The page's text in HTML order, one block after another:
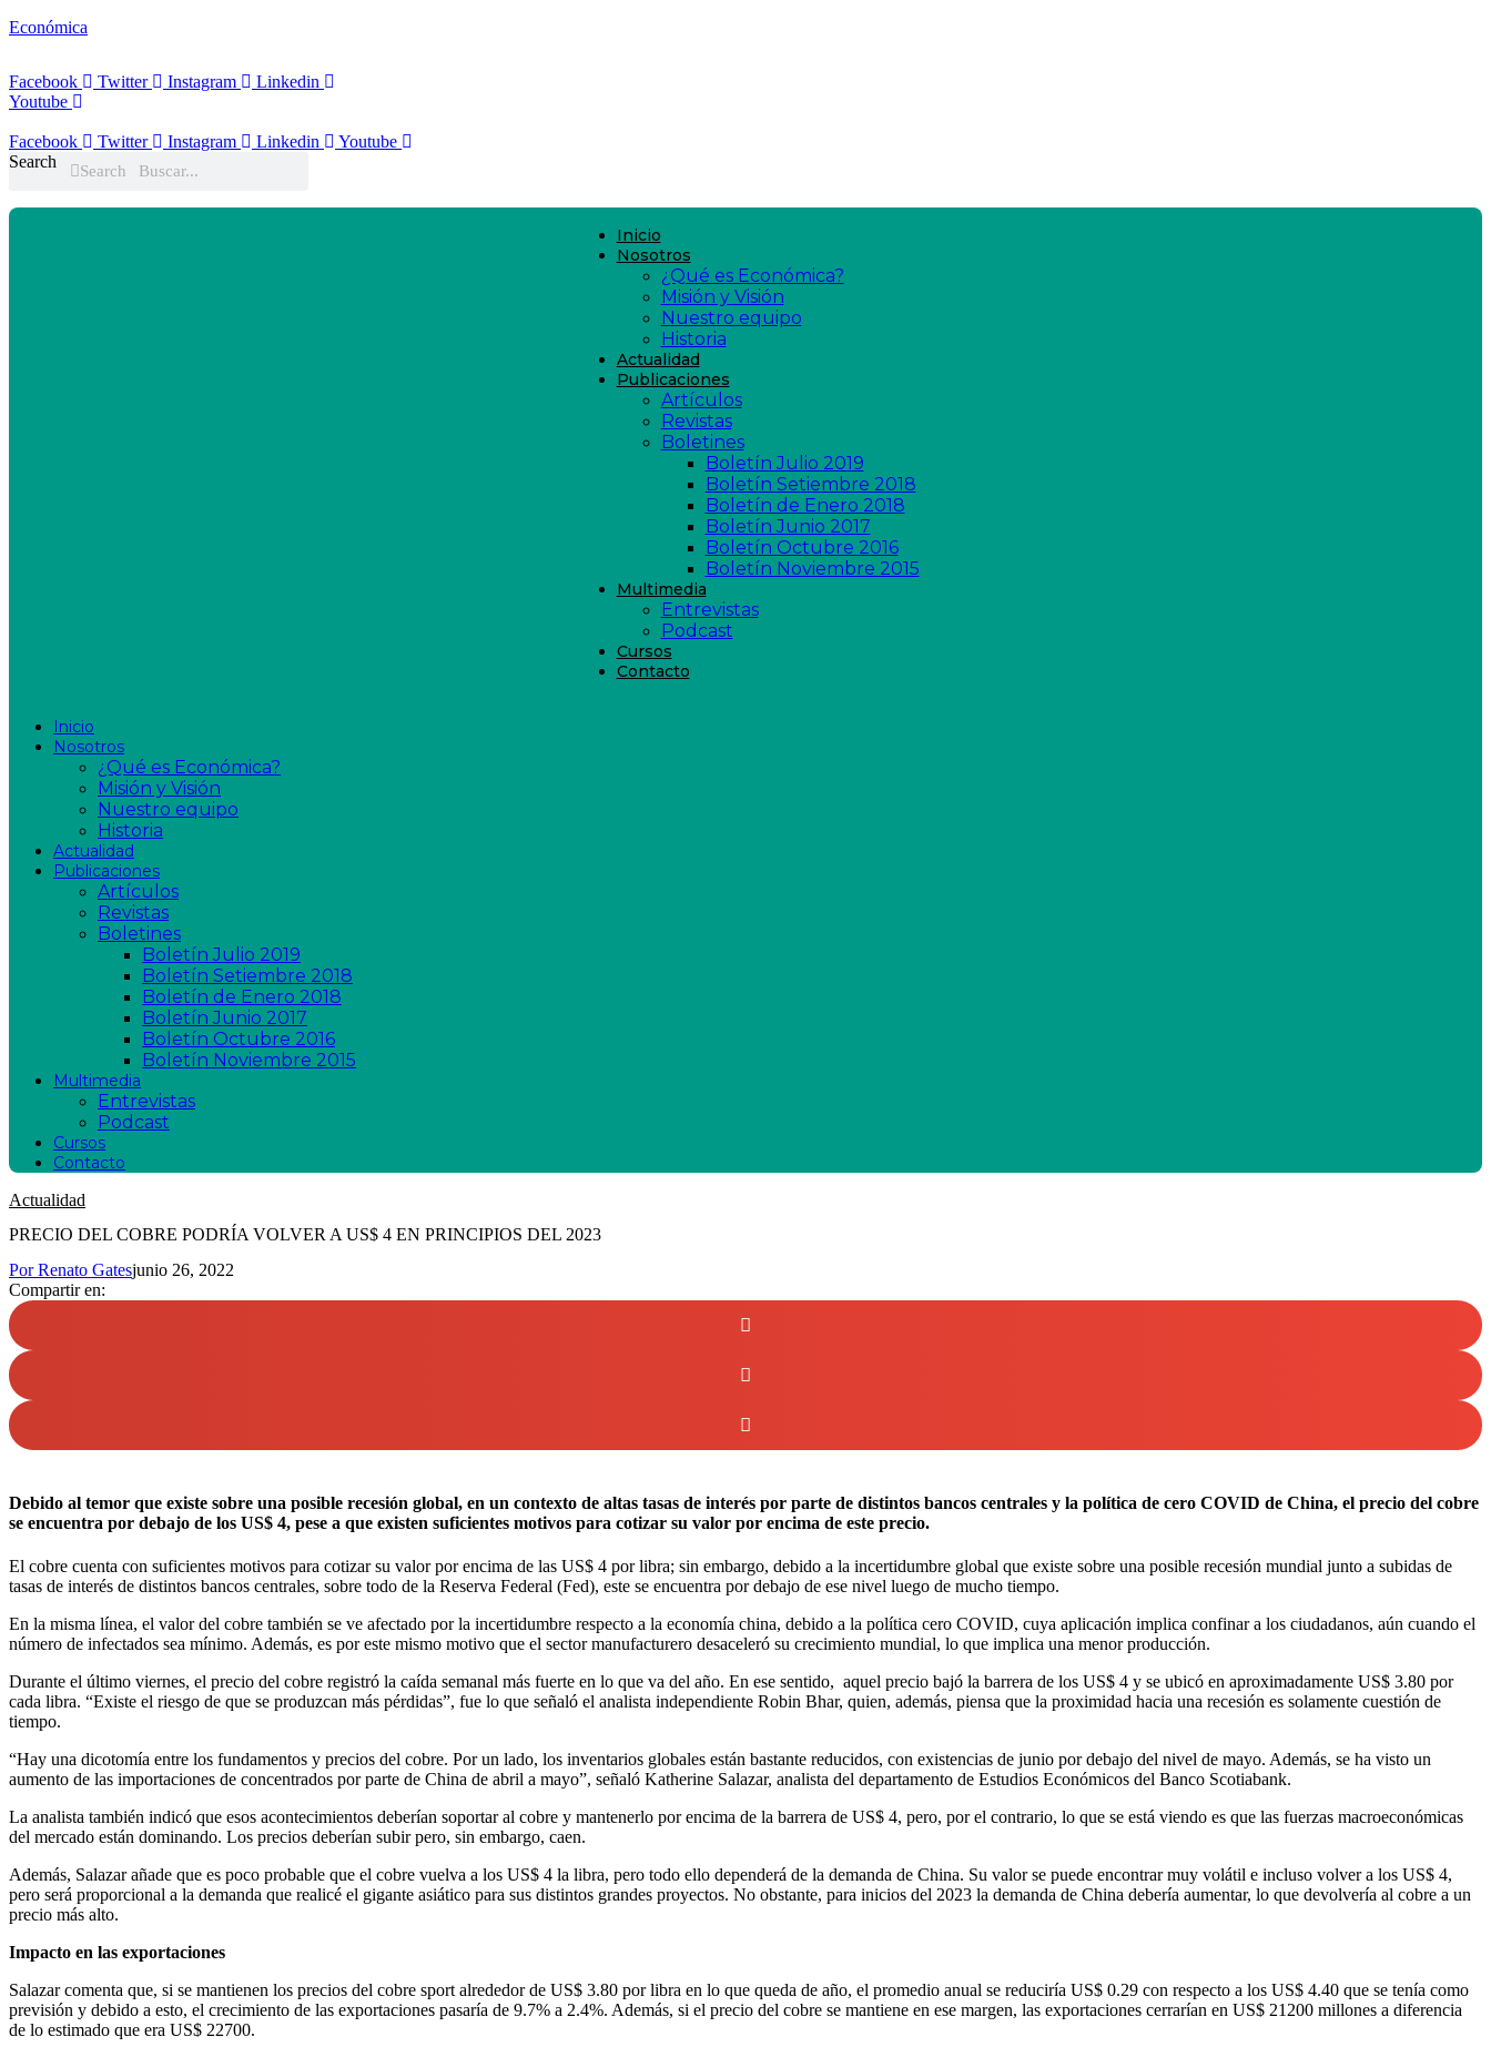
Económica
Facebook Twitter Instagram
Linkedin
Youtube
Facebook Twitter Instagram Linkedin
Youtube
Search
Search
Inicio
Nosotros
¿Qué es Económica?
Misión y Visión
Nuestro equipo
Historia
Actualidad
Publicaciones
Artículos
Revistas
Boletines
Boletín Julio 2019
Boletín Setiembre 2018
Boletín de Enero 2018
Boletín Junio 2017
Boletín Octubre 2016
Boletín Noviembre 2015
Multimedia
Entrevistas
Podcast
Cursos
Contacto
Inicio
Nosotros
¿Qué es Económica?
Misión y Visión
Nuestro equipo
Historia
Actualidad
Publicaciones
Artículos
Revistas
Boletines
Boletín Julio 2019
Boletín Setiembre 2018
Boletín de Enero 2018
Boletín Junio 2017
Boletín Octubre 2016
Boletín Noviembre 2015
Multimedia
Entrevistas
Podcast
Cursos
Contacto
Actualidad
PRECIO DEL COBRE PODRÍA VOLVER A US$ 4 EN PRINCIPIOS DEL 2023
PorRenato Gatesjunio 26, 2022
Compartir en:
Debido al temor que existe sobre una posible recesión global, en un contexto de altas tasas de interés por parte de distintos bancos centrales y la política de cero COVID de China, el precio del cobre
se encuentra por debajo de los US$ 4, pese a que existen suficientes motivos para cotizar su valor por encima de este precio.
El cobre cuenta con suficientes motivos para cotizar su valor por encima de las US$ 4 por libra; sin embargo, debido a la incertidumbre global que existe sobre una posible recesión mundial junto a subidas de
tasas de interés de distintos bancos centrales, sobre todo de la Reserva Federal (Fed), este se encuentra por debajo de ese nivel luego de mucho tiempo.
En la misma línea, el valor del cobre también se ve afectado por la incertidumbre respecto a la economía china, debido a la política cero COVID, cuya aplicación implica confinar a los ciudadanos, aún cuando el
número de infectados sea mínimo. Además, es por este mismo motivo que el sector manufacturero desaceleró su crecimiento mundial, lo que implica una menor producción.
Durante el último viernes, el precio del cobre registró la caída semanal más fuerte en lo que va del año. En ese sentido, aquel precio bajó la barrera de los US$ 4 y se ubicó en aproximadamente US$ 3.80 por
cada libra. “Existe el riesgo de que se produzcan más pérdidas”, fue lo que señaló el analista independiente Robin Bhar, quien, además, piensa que la proximidad hacia una recesión es solamente cuestión de
tiempo.
“Hay una dicotomía entre los fundamentos y precios del cobre. Por un lado, los inventarios globales están bastante reducidos, con existencias de junio por debajo del nivel de mayo. Además, se ha visto un
aumento de las importaciones de concentrados por parte de China de abril a mayo”, señaló Katherine Salazar, analista del departamento de Estudios Económicos del Banco Scotiabank.
La analista también indicó que esos acontecimientos deberían soportar al cobre y mantenerlo por encima de la barrera de US$ 4, pero, por el contrario, lo que se está viendo es que las fuerzas macroeconómicas
del mercado están dominando. Los precios deberían subir pero, sin embargo, caen.
Además, Salazar añade que es poco probable que el cobre vuelva a los US$ 4 la libra, pero todo ello dependerá de la demanda de China. Su valor se puede encontrar muy volátil e incluso volver a los US$ 4,
pero será proporcional a la demanda que realicé el gigante asiático para sus distintos grandes proyectos. No obstante, para inicios del 2023 la demanda de China debería aumentar, lo que devolvería al cobre a un
precio más alto.
Impacto en las exportaciones
Salazar comenta que, si se mantienen los precios del cobre sport alrededor de US$ 3.80 por libra en lo que queda de año, el promedio anual se reduciría US$ 0.29 con respecto a los US$ 4.40 que se tenía como
previsión y debido a esto, el crecimiento de las exportaciones pasaría de 9.7% a 2.4%. Además, si el precio del cobre se mantiene en ese margen, las exportaciones cerrarían en US$ 21200 millones a diferencia
de lo estimado que era US$ 22700.